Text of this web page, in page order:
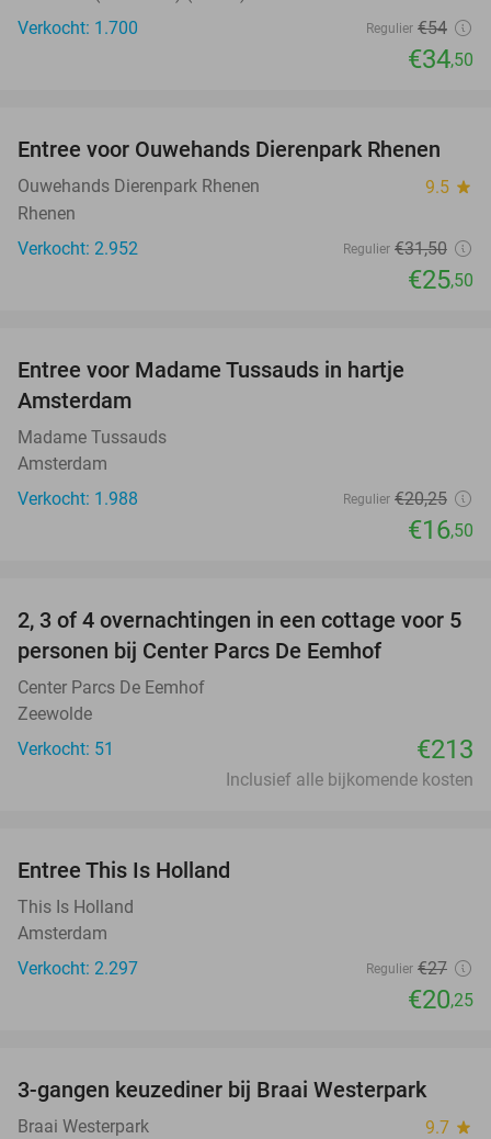
Verkocht: 1.700
Regulier €54
€34,50
19%
Entree voor Ouwehands Dierenpark Rhenen
Ouwehands Dierenpark Rhenen 9.5 star
Rhenen
Verkocht: 2.952
Regulier €31,50
€25,50
Entree voor Madame Tussauds in hartje
Amsterdam
Madame Tussauds
Amsterdam
Verkocht: 1.988
Regulier €20,25
€16,50
2, 3 of 4 overnachtingen in een cottage voor 5
personen bij Center Parcs De Eemhof
Center Parcs De Eemhof
Zeewolde
Verkocht: 51
€213
Inclusief alle bijkomende kosten
Entree This Is Holland
This Is Holland
Amsterdam
Verkocht: 2.297
Regulier €27
€20,25
40%
3-gangen keuzediner bij Braai Westerpark
Braai Westerpark 9.7 star